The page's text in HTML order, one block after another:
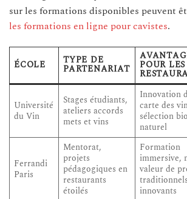
sur les formations disponibles peuvent
les formations en ligne pour cavistes.
ÉCOLE TYPE DE
PARTENARIAT POUR LES
Université
du Vin
Stages étudiants,
ateliers accords
mets et vins
Innovation
carte des
sélection
naturel
Ferrandi
Paris
Mentorat,
projets
pédagogiques en
restaurants
étoilés
Formation
immersive,
valeur de
innovants